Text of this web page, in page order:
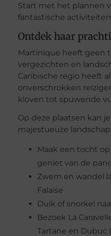
Start met het plannen
fantastische
Ontdek haar
Martinique heeft geen
vergezichten en
Caribische regio heeft
onverschrokken
kloven tot spuwende
Op deze plaatsen kan
majestueuze
Maak een tocht
geniet van de
Zwem en wandel
Falaise
Duik of snorkel
Bezoek La
Tartane en Dubuc